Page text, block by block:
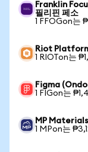
Franklin
필리핀 페소
1 FFOGon는
Riot
1 RIOTon는
Figma
1 FIGon는
MP
1 MPon는